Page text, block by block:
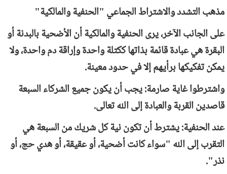
مذهب التشدد والاشتراط الجماعي "الحنفية والمالكية"
على الجانب الآخر، يرى الحنفية والمالكية أن الأضحية بالبدنة أو
البقرة هي عبادة قائمة بذاتها ككتلة واحدة وإراقة دم واحدة، ولا
يمكن تفكيكها برأيهم إلا في حدود معينة.
واشترطوا غاية صارمة: يجب أن يكون جميع الشركاء السبعة
قاصدين القربة والعبادة إلى الله تعالى.
عند الحنفية: يشترط أن تكون نية كل شريك من السبعة هي
التقرب إلى الله "سواء كانت أضحية، أو عقيقة، أو هدي حج، أو
نذر".